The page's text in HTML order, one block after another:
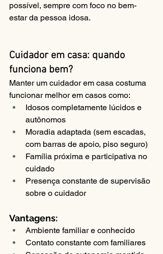
possível, sempre com foco no bem-
estar da pessoa idosa.
Cuidador em casa: quando
funciona bem?
Manter um cuidador em casa costuma
funcionar melhor em casos como:
Idosos completamente lúcidos e
autônomos
Moradia adaptada (sem escadas,
com barras de apoio, piso seguro)
Família próxima e participativa no
cuidado
Presença constante de supervisão
sobre o cuidador
Vantagens:
Ambiente familiar e conhecido
Contato constante com familiares